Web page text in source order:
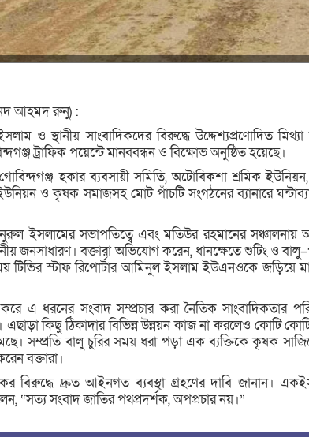
আহমদ রুনু) :
ও স্থানীয় সাংবাদিকদের বিরুদ্ধে উদ্দেশ্যপ্রণোদিত
ট্রাফিক পয়েন্টে মানববন্ধন ও বিক্ষোভ অনুষ্ঠিত হয়েছে।
হকার ব্যবসায়ী সমিতি, অটোবিকশা শ্রমিক ইউনিয়ন,
ও কৃষক সমাজসহ মোট পাঁচটি সংগঠনের ব্যানারে
ইসলামের সভাপতিত্বে এবং মতিউর রহমানের সঞ্চালনায়
জনসাধারণ। বক্তারা অভিযোগ করেন, ধানক্ষেতে শুটিং ও
টিভির স্টাফ রিপোর্টার আমিনুল ইসলাম ইউএনওকে জড়িয়ে
এ ধরনের সংবাদ সম্প্রচার করা নৈতিক সাংবাদিকতার
এছাড়া কিছু ঠিকাদার বিভিন্ন উন্নয়ন কাজ না করলেও কোটি
সম্প্রতি বালু চুরির সময় ধরা পড়া এক ব্যক্তিকে কৃষক
বক্তারা।
বিরুদ্ধে দ্রুত আইনগত ব্যবস্থা গ্রহণের দাবি জানান।
“সত্য সংবাদ জাতির পথপ্রদর্শক, অপপ্রচার নয়।”